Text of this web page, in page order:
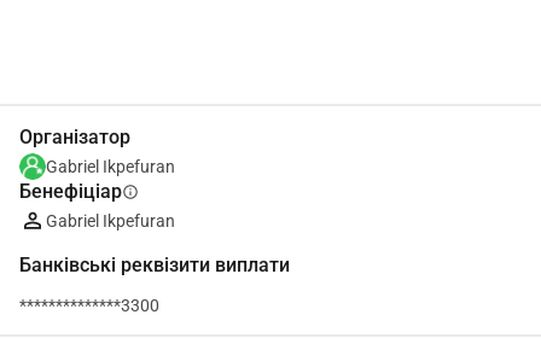
Організатор
Gabriel Ikpefuran
Бенефіціарinfo
Gabriel Ikpefuran
Банківські реквізити виплати
**************3300